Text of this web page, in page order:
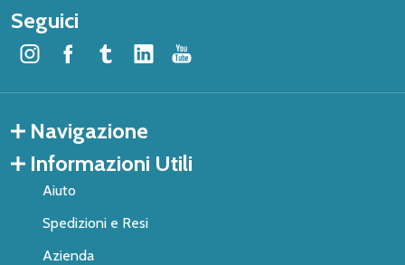
Seguici
Navigazione
Informazioni Utili
Aiuto
Spedizioni e Resi
Azienda